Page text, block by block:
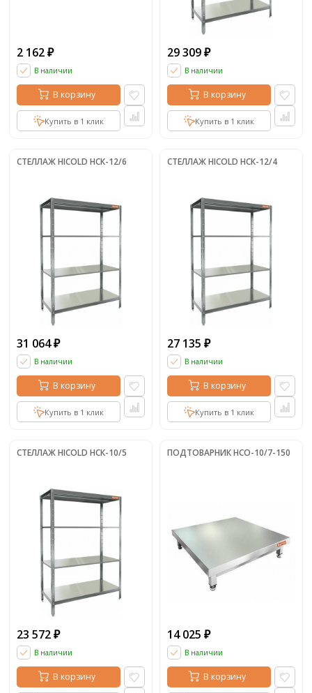
2 162 ₽
В наличии
В корзину
Купить в 1 клик
29 309 ₽
В наличии
В корзину
Купить в 1 клик
СТЕЛЛАЖ HICOLD НСК-12/6
31 064 ₽
В наличии
В корзину
Купить в 1 клик
СТЕЛЛАЖ HICOLD НСК-12/4
27 135 ₽
В наличии
В корзину
Купить в 1 клик
СТЕЛЛАЖ HICOLD НСК-10/5
23 572 ₽
В наличии
В корзину
ПОДТОВАРНИК НСО-10/7-150
14 025 ₽
В наличии
В корзину